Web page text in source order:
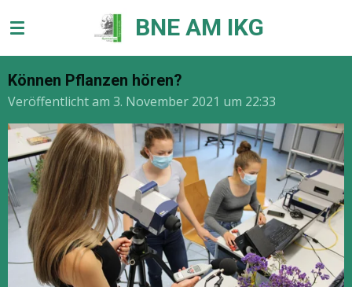
Hauptinhalt
springen
BNE AM IKG
Können Pflanzen hören?
Veröffentlicht am 3. November 2021 um 22:33